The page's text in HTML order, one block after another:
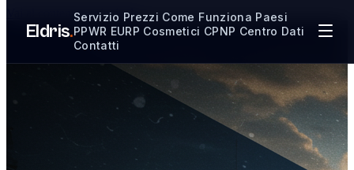
Vai al contenuto principale
Eldris.
Servizio Prezzi Come Funziona Paesi
PPWR EURP Cosmetici CPNP Centro Dati
Contatti